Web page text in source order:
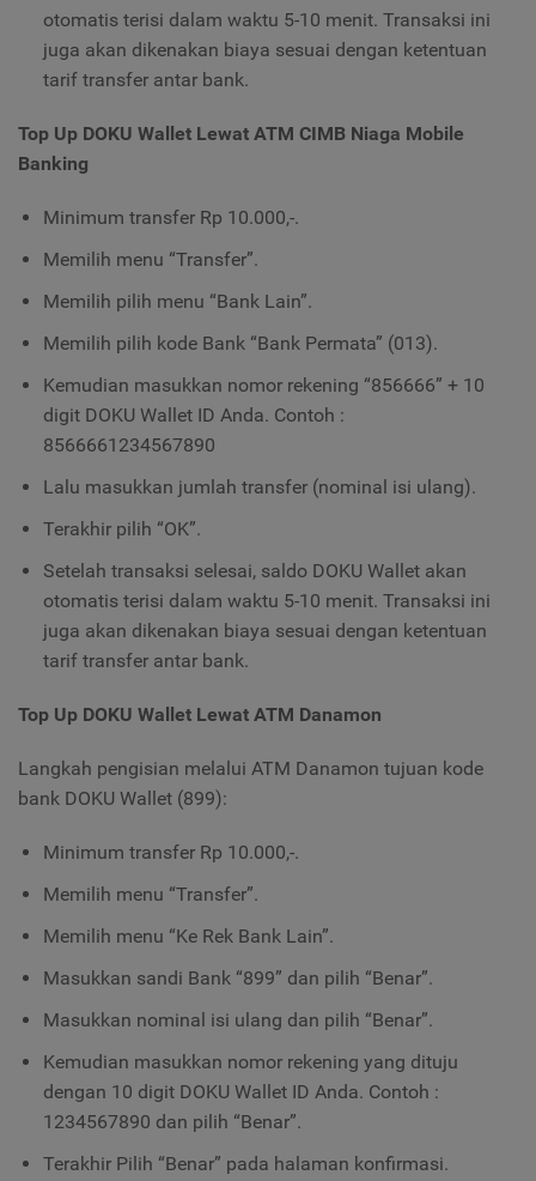
otomatis terisi dalam waktu 5-10 menit. Transaksi ini
juga akan dikenakan biaya sesuai dengan ketentuan
tarif transfer antar bank.
Top Up DOKU Wallet Lewat ATM CIMB Niaga Mobile
Banking
Minimum transfer Rp 10.000,-.
Memilih menu “Transfer”.
Memilih pilih menu “Bank Lain”.
Memilih pilih kode Bank “Bank Permata” (013).
Kemudian masukkan nomor rekening “856666” + 10
digit DOKU Wallet ID Anda. Contoh :
8566661234567890
Lalu masukkan jumlah transfer (nominal isi ulang).
Terakhir pilih “OK”.
Setelah transaksi selesai, saldo DOKU Wallet akan
otomatis terisi dalam waktu 5-10 menit. Transaksi ini
juga akan dikenakan biaya sesuai dengan ketentuan
tarif transfer antar bank.
Top Up DOKU Wallet Lewat ATM Danamon
Langkah pengisian melalui ATM Danamon tujuan kode
bank DOKU Wallet (899):
Minimum transfer Rp 10.000,-.
Memilih menu “Transfer”.
Memilih menu “Ke Rek Bank Lain”.
Masukkan sandi Bank “899” dan pilih “Benar”.
Masukkan nominal isi ulang dan pilih “Benar”.
Kemudian masukkan nomor rekening yang dituju
dengan 10 digit DOKU Wallet ID Anda. Contoh :
1234567890 dan pilih “Benar”.
Terakhir Pilih “Benar” pada halaman konfirmasi.